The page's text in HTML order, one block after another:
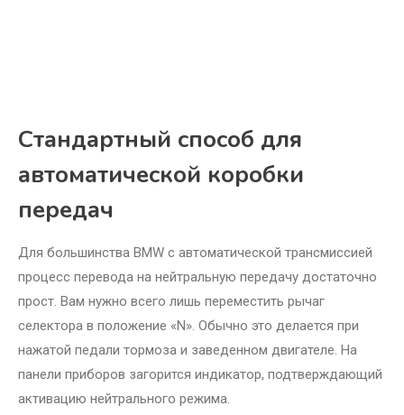
Стандартный способ для
автоматической коробки
передач
Для большинства BMW с автоматической трансмиссией
процесс перевода на нейтральную передачу достаточно
прост. Вам нужно всего лишь переместить рычаг
селектора в положение «N». Обычно это делается при
нажатой педали тормоза и заведенном двигателе. На
панели приборов загорится индикатор, подтверждающий
активацию нейтрального режима.